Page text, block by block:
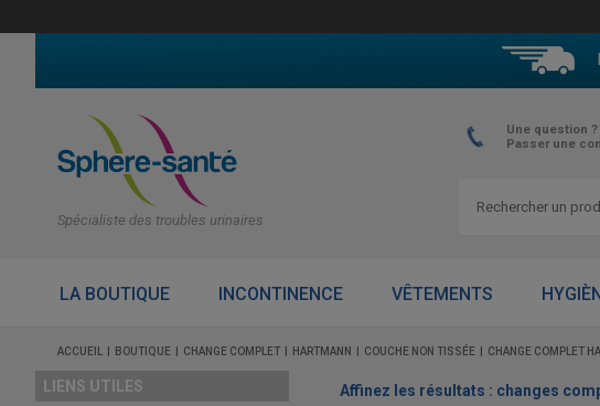
Spécialiste des troubles urinaires
Une question ?
Passer une
LA BOUTIQUE INCONTINENCE VÊTEMENTS
ACCUEIL BOUTIQUE CHANGE COMPLET HARTMANN COUCHE NON TISSÉE CHANGE COMPLET
LIENS UTILES Affinez les résultats : changes